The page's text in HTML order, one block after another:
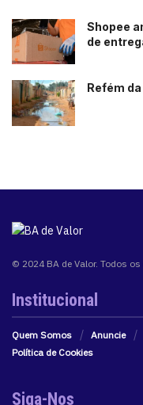
Shopee
de
Refém
© 2024 BA de Valor. Todos
Institucional
Quem Somos Anuncie
Política de Cookies
Siga-Nos